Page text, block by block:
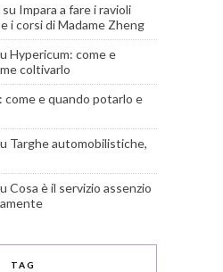
su Impara a fare i ravioli
i corsi di Madame Zheng
Hypericum: come e
coltivarlo
come e quando potarlo e
Targhe automobilistiche,
Cosa è il servizio assenzio
TAG